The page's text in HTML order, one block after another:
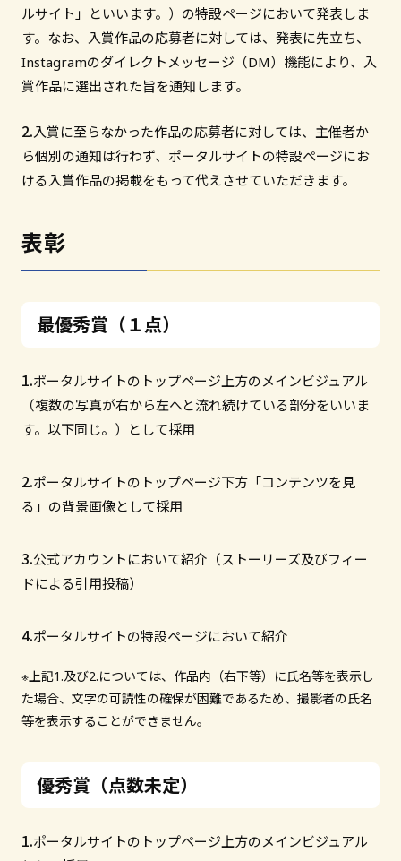
ルサイト」といいます。）の特設ページにおいて発表しま
す。なお、入賞作品の応募者に対しては、発表に先立ち、
Instagramのダイレクトメッセージ（DM）機能により、入
賞作品に選出された旨を通知します。
入賞に至らなかった作品の応募者に対しては、主催者か
ら個別の通知は行わず、ポータルサイトの特設ページにお
ける入賞作品の掲載をもって代えさせていただきます。
表彰
最優秀賞（１点）
ポータルサイトのトップページ上方のメインビジュアル
（複数の写真が右から左へと流れ続けている部分をいいま
す。以下同じ。）として採用
ポータルサイトのトップページ下方「コンテンツを見
る」の背景画像として採用
公式アカウントにおいて紹介（ストーリーズ及びフィー
ドによる引用投稿）
ポータルサイトの特設ページにおいて紹介
※上記1.及び2.については、作品内（右下等）に氏名等を表示し
た場合、文字の可読性の確保が困難であるため、撮影者の氏名
等を表示することができません。
優秀賞（点数未定）
ポータルサイトのトップページ上方のメインビジュアル